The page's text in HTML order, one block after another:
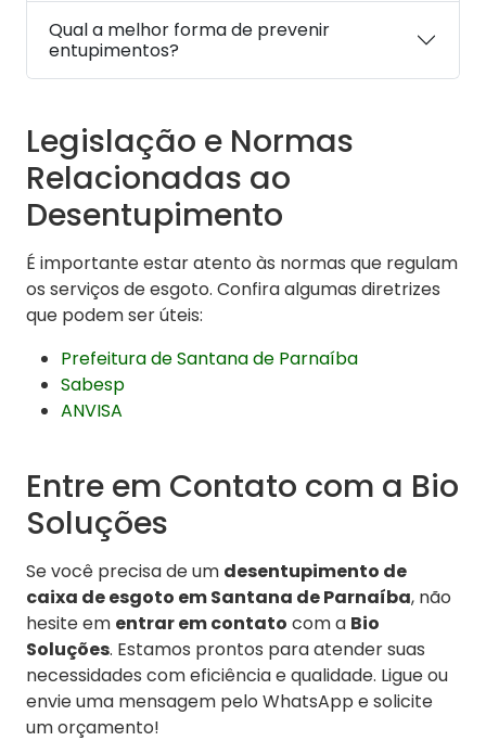
Qual a melhor forma de prevenir
entupimentos?
Legislação e Normas
Relacionadas ao
Desentupimento
É importante estar atento às normas que regulam
os serviços de esgoto. Confira algumas diretrizes
que podem ser úteis:
Prefeitura de Santana de Parnaíba
Sabesp
ANVISA
Entre em Contato com a Bio
Soluções
Se você precisa de um desentupimento de
caixa de esgoto em Santana de Parnaíba, não
hesite em entrar em contato com a Bio
Soluções. Estamos prontos para atender suas
necessidades com eficiência e qualidade. Ligue ou
envie uma mensagem pelo WhatsApp e solicite
um orçamento!